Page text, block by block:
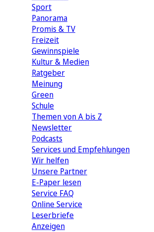
Sport
Panorama
Promis & TV
Freizeit
Gewinnspiele
Kultur & Medien
Ratgeber
Meinung
Green
Schule
Themen von A bis Z
Newsletter
Podcasts
Services und Empfehlungen
Wir helfen
Unsere Partner
E-Paper lesen
Service FAQ
Online Service
Leserbriefe
Anzeigen